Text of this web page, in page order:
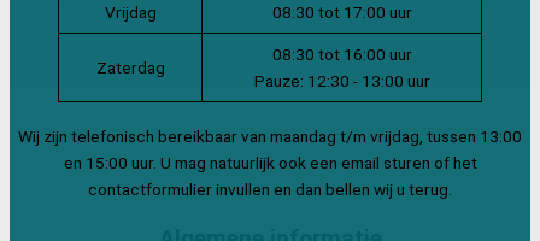
Vrijdag 08:30 tot 17:00 uur
Zaterdag
08:30 tot 16:00 uur
Pauze: 12:30 - 13:00 uur
Wij zijn telefonisch bereikbaar van maandag t/m vrijdag, tussen 13:00
en 15:00 uur. U mag natuurlijk ook een email sturen of het
contactformulier invullen en dan bellen wij u terug.